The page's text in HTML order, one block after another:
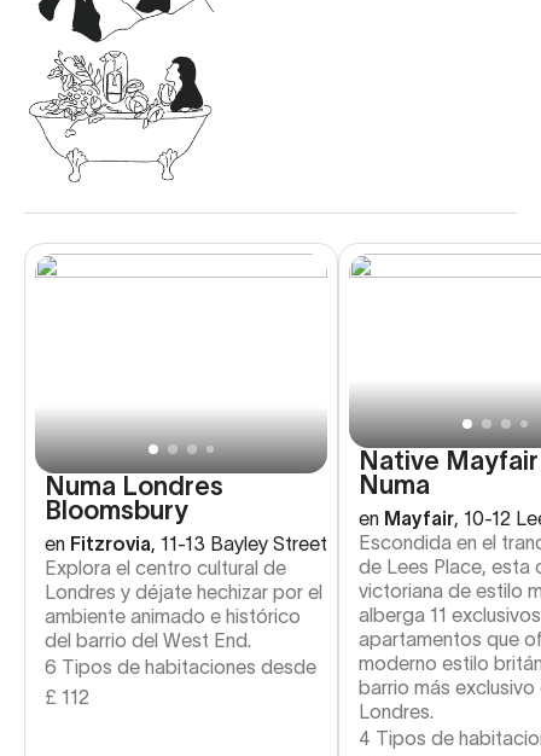
Numa Londres
Bloomsbury
en Fitzrovia 11-13 Bayley Street
Explora el centro cultural de
Londres y déjate hechizar por el
ambiente animado e histórico
del barrio del West End.
6 Tipos de habitaciones desde
£ 112
Native
Numa
en Mayfair, 10-12
Escondida en el
de Lees Place, esta
victoriana de estilo
alberga 11 exclusivos
apartamentos que
moderno estilo
barrio más exclusivo
Londres.
4 Tipos de